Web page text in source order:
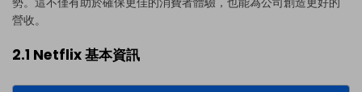
營收。
2.1 Netflix 基本資訊